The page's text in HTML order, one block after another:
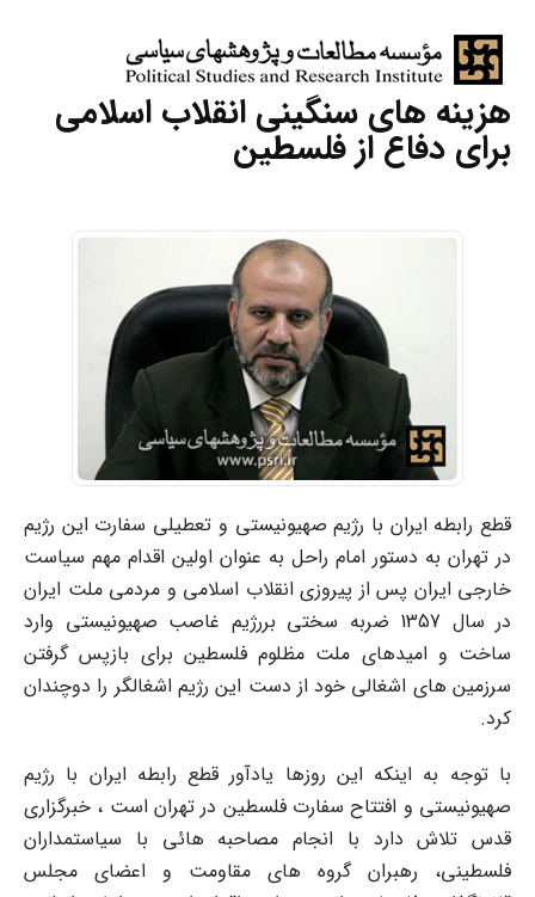
هزینه های سنگینی انقلاب اسلامی
برای دفاع از فلسطین
قطع رابطه ایران با رژیم صهیونیستی و تعطیلی سفارت این رژیم
در تهران به دستور امام راحل به عنوان اولین اقدام مهم سیاست
خارجی ایران پس از پیروزی انقلاب اسلامی و مردمی ملت ایران
در سال 1357 ضربه سختی بررژیم غاصب صهیونیستی وارد
ساخت و امیدهای ملت مظلوم فلسطین برای بازپس گرفتن
سرزمین های اشغالی خود از دست این رژیم اشغالگر را دوچندان
کرد.
با توجه به اینکه این روزها یادآور قطع رابطه ایران با رژیم
صهیونیستی و افتتاح سفارت فلسطین در تهران است ، خبرگزاری
قدس تلاش دارد با انجام مصاحبه هائی با سیاستمداران
فلسطینی، رهبران گروه های مقاومت و اعضای مجلس